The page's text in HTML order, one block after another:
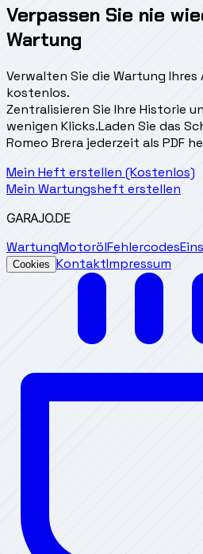
Verpassen Sie nie
Wartung
Verwalten Sie die Wartung Ihres
kostenlos.
Zentralisieren Sie Ihre Historie
wenigen Klicks.Laden Sie das
Romeo Brera jederzeit als PDF
Mein Heft erstellen (Kostenlos)
Mein Wartungsheft erstellen
GARAJO.DE
WartungMotorölFehlercodes
Cookies KontaktImpressum